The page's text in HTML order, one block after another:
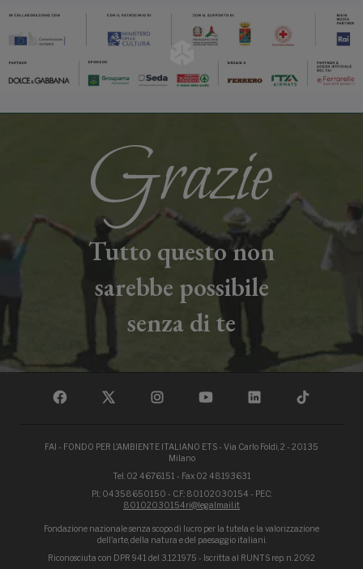
Tutto questo non
sarebbe possibile
senza di te
FAI - FONDO PER L'AMBIENTE ITALIANO ETS - Via Carlo Foldi, 2 - 20135
Milano
Tel. 02 4676151 - Fax 02 48193631
P.I.: 04358650150 - C.F.: 80102030154 - PEC:
80102030154ri@legalmail.it
Fondazione nazionale senza scopo di lucro per la tutela e la valorizzazione
dell'arte, della natura e del paesaggio italiani.
Riconosciuta con DPR 941 del 3.12.1975 - Iscritta al RUNTS rep. n. 2092